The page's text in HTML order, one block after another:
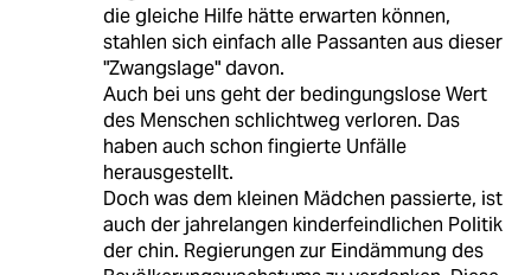
die gleiche Hilfe hätte erwarten können,
stahlen sich einfach alle Passanten aus dieser
"Zwangslage" davon.
Auch bei uns geht der bedingungslose Wert
des Menschen schlichtweg verloren. Das
haben auch schon fingierte Unfälle
herausgestellt.
Doch was dem kleinen Mädchen passierte, ist
auch der jahrelangen kinderfeindlichen Politik
der chin. Regierungen zur Eindämmung des